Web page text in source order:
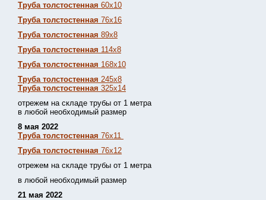
Труба толстостенная 60х10
Труба толстостенная 76х16
Труба толстостенная 89х8
Труба толстостенная 114х8
Труба толстостенная 168х10
Труба толстостенная 245х8
Труба толстостенная 325х14
отрежем на складе трубы от 1 метра
в любой необходимый размер
8 мая 2022
Труба толстостенная 76х11
Труба толстостенная 76х12
отрежем на складе трубы от 1 метра
в любой необходимый размер
21 мая 2022